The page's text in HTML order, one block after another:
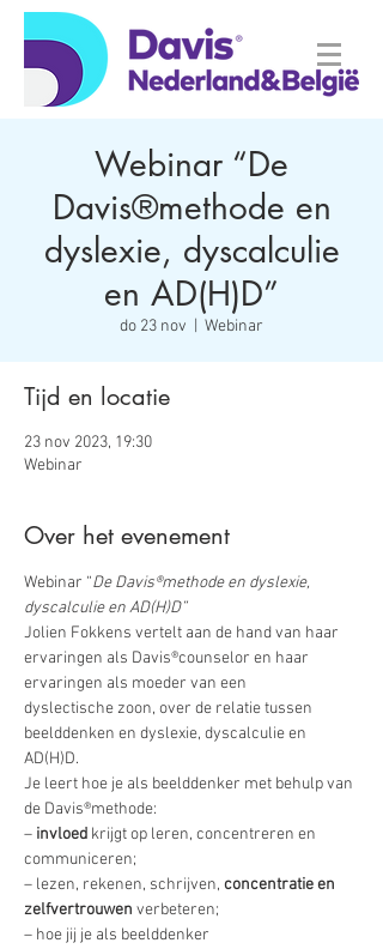
Webinar “De
Davis®methode en
dyslexie, dyscalculie
en AD(H)D”
do 23 nov Webinar
Tijd en locatie
23 nov 2023, 19:30
Webinar
Over het evenement
Webinar “De Davis®methode en dyslexie,
dyscalculie en AD(H)D”
Jolien Fokkens vertelt aan de hand van haar
ervaringen als Davis®counselor en haar
ervaringen als moeder van een
dyslectische zoon, over de relatie tussen
beelddenken en dyslexie, dyscalculie en
AD(H)D.
Je leert hoe je als beelddenker met behulp van
de Davis®methode:
– invloed krijgt op leren, concentreren en
communiceren;
– lezen, rekenen, schrijven, concentratie en
zelfvertrouwen verbeteren;
– hoe jij je als beelddenker